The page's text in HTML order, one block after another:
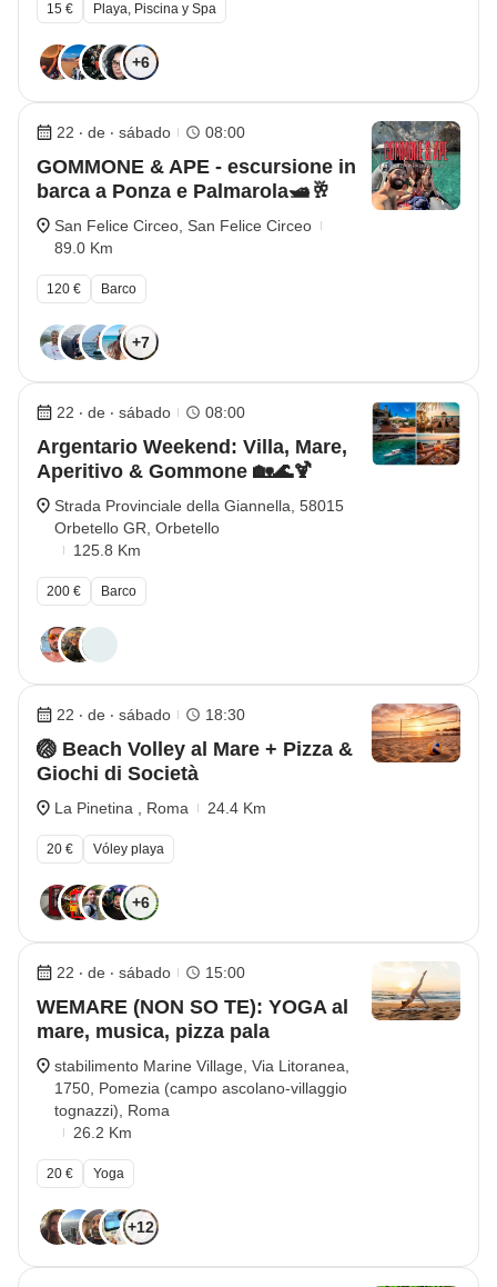
15 € Playa, Piscina y Spa
+6
22 ‧ de ‧ sábado 08:00
GOMMONE & APE - escursione in
barca a Ponza e Palmarola🛥️🥂
San Felice Circeo, San Felice Circeo
89.0 Km
120 € Barco
+7
22 ‧ de ‧ sábado 08:00
Argentario Weekend: Villa, Mare,
Aperitivo & Gommone 🏡🌊🍹
Strada Provinciale della Giannella, 58015
Orbetello GR, Orbetello
125.8 Km
200 € Barco
22 ‧ de ‧ sábado 18:30
🏐 Beach Volley al Mare + Pizza &
Giochi di Società
La Pinetina , Roma 24.4 Km
20 € Vóley playa
+6
22 ‧ de ‧ sábado 15:00
WEMARE (NON SO TE): YOGA al
mare, musica, pizza pala
stabilimento Marine Village, Via Litoranea,
1750, Pomezia (campo ascolano-villaggio
tognazzi), Roma
26.2 Km
20 € Yoga
+12